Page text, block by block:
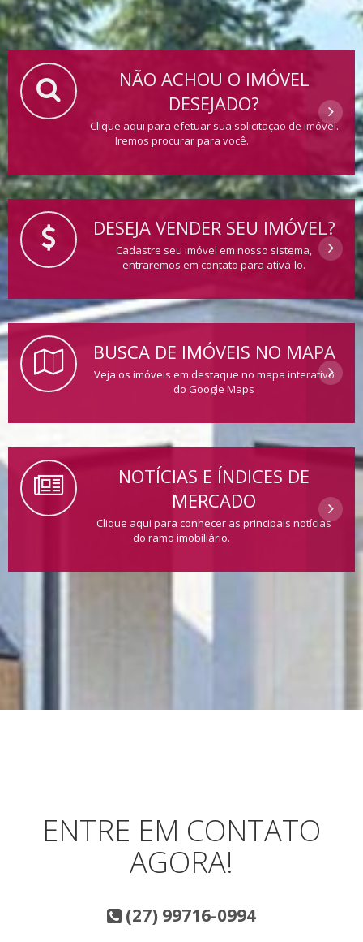
NÃO ACHOU O IMÓVEL
DESEJADO?
Clique aqui para efetuar sua solicitação de imóvel.
Iremos procurar para você.
DESEJA VENDER SEU IMÓVEL?
Cadastre seu imóvel em nosso sistema,
entraremos em contato para ativá-lo.
BUSCA DE IMÓVEIS NO MAPA
Veja os imóveis em destaque no mapa interativo
do Google Maps
NOTÍCIAS E ÍNDICES DE
MERCADO
Clique aqui para conhecer as principais notícias
do ramo imobiliário.
ENTRE EM CONTATO
AGORA!
(27) 99716-0994